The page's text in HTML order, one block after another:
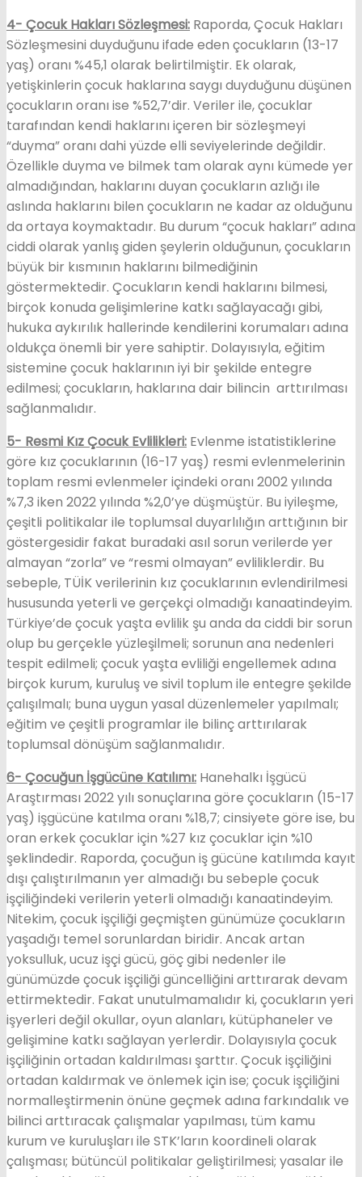
4- Çocuk Hakları Sözleşmesi: Raporda, Çocuk Hakları
Sözleşmesini duyduğunu ifade eden çocukların (13-17
yaş) oranı %45,1 olarak belirtilmiştir. Ek olarak,
yetişkinlerin çocuk haklarına saygı duyduğunu düşünen
çocukların oranı ise %52,7’dir. Veriler ile, çocuklar
tarafından kendi haklarını içeren bir sözleşmeyi
“duyma” oranı dahi yüzde elli seviyelerinde değildir.
Özellikle duyma ve bilmek tam olarak aynı kümede yer
almadığından, haklarını duyan çocukların azlığı ile
aslında haklarını bilen çocukların ne kadar az olduğunu
da ortaya koymaktadır. Bu durum “çocuk hakları” adına
ciddi olarak yanlış giden şeylerin olduğunun, çocukların
büyük bir kısmının haklarını bilmediğinin
göstermektedir. Çocukların kendi haklarını bilmesi,
birçok konuda gelişimlerine katkı sağlayacağı gibi,
hukuka aykırılık hallerinde kendilerini korumaları adına
oldukça önemli bir yere sahiptir. Dolayısıyla, eğitim
sistemine çocuk haklarının iyi bir şekilde entegre
edilmesi; çocukların, haklarına dair bilincin arttırılması
sağlanmalıdır.
5- Resmi Kız Çocuk Evlilikleri: Evlenme istatistiklerine
göre kız çocuklarının (16-17 yaş) resmi evlenmelerinin
toplam resmi evlenmeler içindeki oranı 2002 yılında
%7,3 iken 2022 yılında %2,0’ye düşmüştür. Bu iyileşme,
çeşitli politikalar ile toplumsal duyarlılığın arttığının bir
göstergesidir fakat buradaki asıl sorun verilerde yer
almayan “zorla” ve “resmi olmayan” evliliklerdir. Bu
sebeple, TÜİK verilerinin kız çocuklarının evlendirilmesi
hususunda yeterli ve gerçekçi olmadığı kanaatindeyim.
Türkiye’de çocuk yaşta evlilik şu anda da ciddi bir sorun
olup bu gerçekle yüzleşilmeli; sorunun ana nedenleri
tespit edilmeli; çocuk yaşta evliliği engellemek adına
birçok kurum, kuruluş ve sivil toplum ile entegre şekilde
çalışılmalı; buna uygun yasal düzenlemeler yapılmalı;
eğitim ve çeşitli programlar ile bilinç arttırılarak
toplumsal dönüşüm sağlanmalıdır.
6- Çocuğun İşgücüne Katılımı: Hanehalkı İşgücü
Araştırması 2022 yılı sonuçlarına göre çocukların (15-17
yaş) işgücüne katılma oranı %18,7; cinsiyete göre ise, bu
oran erkek çocuklar için %27 kız çocuklar için %10
şeklindedir. Raporda, çocuğun iş gücüne katılımda kayıt
dışı çalıştırılmanın yer almadığı bu sebeple çocuk
işçiliğindeki verilerin yeterli olmadığı kanaatindeyim.
Nitekim, çocuk işçiliği geçmişten günümüze çocukların
yaşadığı temel sorunlardan biridir. Ancak artan
yoksulluk, ucuz işçi gücü, göç gibi nedenler ile
günümüzde çocuk işçiliği güncelliğini arttırarak devam
ettirmektedir. Fakat unutulmamalıdır ki, çocukların yeri
işyerleri değil okullar, oyun alanları, kütüphaneler ve
gelişimine katkı sağlayan yerlerdir. Dolayısıyla çocuk
işçiliğinin ortadan kaldırılması şarttır. Çocuk işçiliğini
ortadan kaldırmak ve önlemek için ise; çocuk işçiliğini
normalleştirmenin önüne geçmek adına farkındalık ve
bilinci arttıracak çalışmalar yapılması, tüm kamu
kurum ve kuruluşları ile STK’ların koordineli olarak
çalışması; bütüncül politikalar geliştirilmesi; yasalar ile